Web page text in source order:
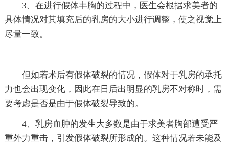
3、在进行假体丰胸的过程中，医生会根据求美者的
具体情况对其填充后的乳房的大小进行调整，使之视觉上
尽量一致。
但如若术后有假体破裂的情况，假体对于乳房的承托
力也会出现变化，因此在日后出明显的乳房不对称时，需
要考虑是否是由于假体破裂导致的。
4、乳房血肿的发生大多数是由于求美者胸部遭受严
重外力重击，引发假体破裂所形成的。这种情况若未能及